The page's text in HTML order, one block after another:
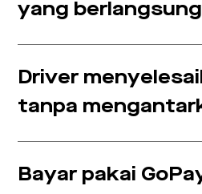
yang berlangsung
Driver
tanpa
Bayar pakai